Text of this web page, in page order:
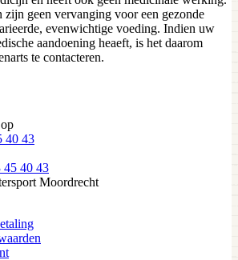
zijn geen vervanging voor een gezonde
evenwichtige voeding. Indien uw
aandoening heaeft, is het daarom
te contacteren.
40 43
45 40 43
Moordrecht